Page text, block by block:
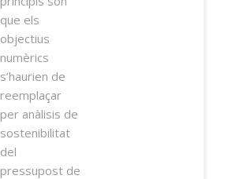
que els
objectius
numèrics
s’haurien de
reemplaçar
per anàlisis de
sostenibilitat
del
pressupost de